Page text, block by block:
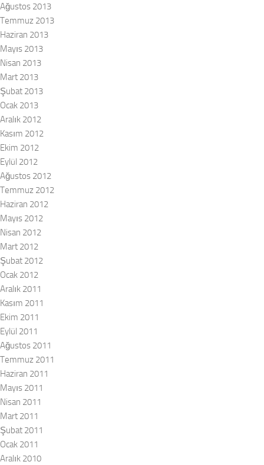
Ağustos 2013
Temmuz 2013
Haziran 2013
Mayıs 2013
Nisan 2013
Mart 2013
Şubat 2013
Ocak 2013
Aralık 2012
Kasım 2012
Ekim 2012
Eylül 2012
Ağustos 2012
Temmuz 2012
Haziran 2012
Mayıs 2012
Nisan 2012
Mart 2012
Şubat 2012
Ocak 2012
Aralık 2011
Kasım 2011
Ekim 2011
Eylül 2011
Ağustos 2011
Temmuz 2011
Haziran 2011
Mayıs 2011
Nisan 2011
Mart 2011
Şubat 2011
Ocak 2011
Aralık 2010